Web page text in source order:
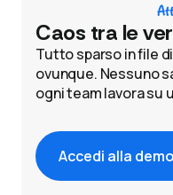
Caos tra le
Tutto sparso in file
ovunque. Nessuno
ogni team lavora su
Accedi alla demo